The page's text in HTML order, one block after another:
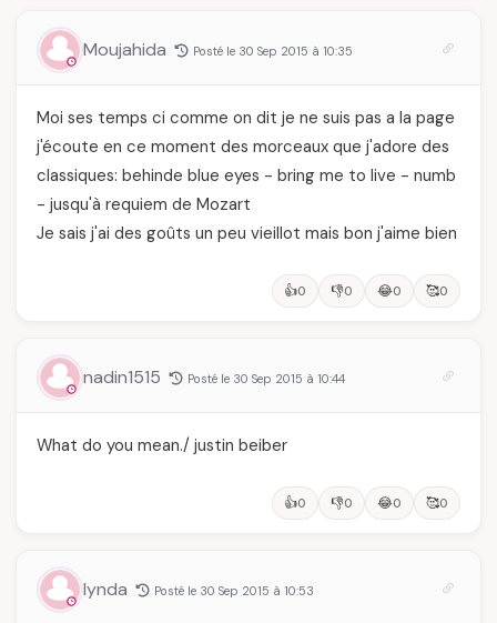
Moujahida Posté le 30 Sep 2015 à 10:35
Moi ses temps ci comme on dit je ne suis pas a la page
j'écoute en ce moment des morceaux que j'adore des
classiques: behinde blue eyes - bring me to live - numb
- jusqu'à requiem de Mozart
Je sais j'ai des goûts un peu vieillot mais bon j'aime bien
👍0 👎0 😂0 🥰0
nadin1515 Posté le 30 Sep 2015 à 10:44
What do you mean./ justin beiber
👍0 👎0 😂0 🥰0
lynda Posté le 30 Sep 2015 à 10:53